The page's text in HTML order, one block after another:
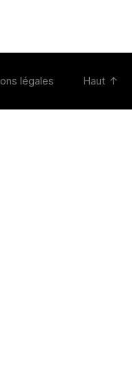
légales Haut ↑